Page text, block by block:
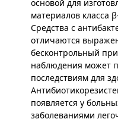
основой для
материалов класса
Средства с
отличаются
бесконтрольный
наблюдения может
последствиям для
появляется у
заболеваниями